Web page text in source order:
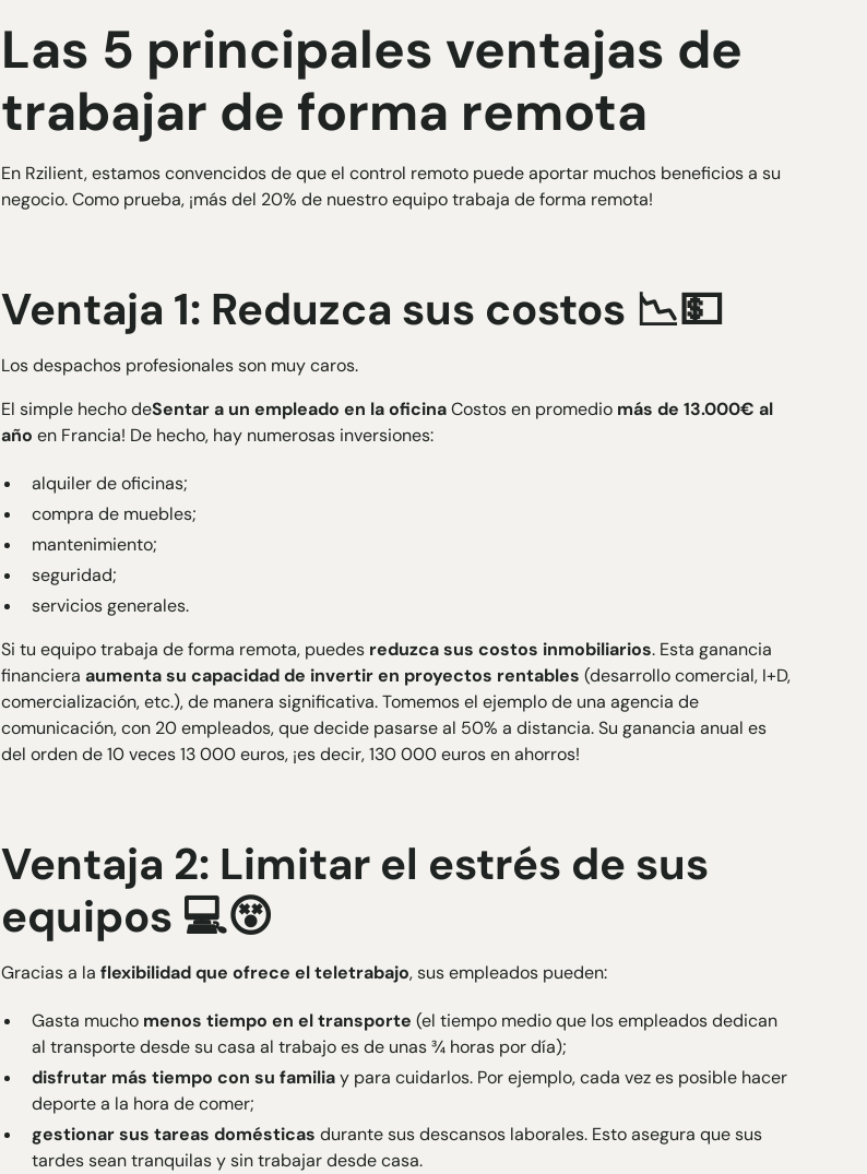
Las 5 principales ventajas de
trabajar de forma remota
En Rzilient, estamos convencidos de que el control remoto puede aportar muchos beneficios a su
negocio. Como prueba, ¡más del 20% de nuestro equipo trabaja de forma remota!
Ventaja 1: Reduzca sus costos 📉💵
Los despachos profesionales son muy caros.
El simple hecho deSentar a un empleado en la oficinaCostos en promedio más de 13.000€ al
año en Francia! De hecho, hay numerosas inversiones:
alquiler de oficinas;
compra de muebles;
mantenimiento;
seguridad;
servicios generales.
Si tu equipo trabaja de forma remota, puedes reduzca sus costos inmobiliarios. Esta ganancia
financiera aumenta su capacidad de invertir en proyectos rentables (desarrollo comercial, I+D,
comercialización, etc.), de manera significativa. Tomemos el ejemplo de una agencia de
comunicación, con 20 empleados, que decide pasarse al 50% a distancia. Su ganancia anual es
del orden de 10 veces 13 000 euros, ¡es decir, 130 000 euros en ahorros!
Ventaja 2: Limitar el estrés de sus
equipos 💻😵
Gracias a la flexibilidad que ofrece el teletrabajo, sus empleados pueden:
Gasta mucho menos tiempo en el transporte (el tiempo medio que los empleados dedican
al transporte desde su casa al trabajo es de unas ¾ horas por día);
disfrutar más tiempo con su familiay para cuidarlos. Por ejemplo, cada vez es posible hacer
deporte a la hora de comer;
gestionar sus tareas domésticas durante sus descansos laborales. Esto asegura que sus
tardes sean tranquilas y sin trabajar desde casa.